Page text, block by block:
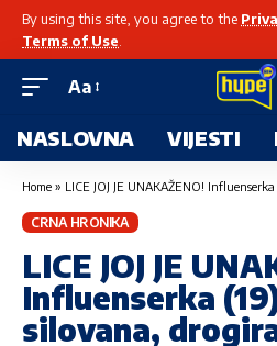
By using this site, you agree to the
Terms of Use
Aa
NASLOVNA VIJESTI
Home » LICE JOJ JE UNAKAŽENO! Influenserka (19) tvrdi da je
CRNA HRONIKA
LICE JOJ JE
Influenserka
silovana,